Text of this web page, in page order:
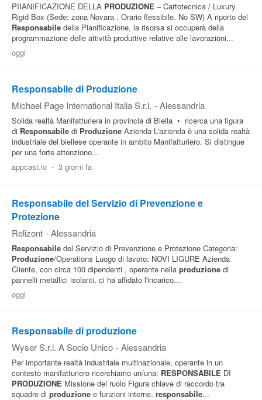
PIIANIFICAZIONE DELLA PRODUZIONE – Cartotecnica / Luxury
Rigid Box (Sede: zona Novara . Orario flessibile. No SW) A riporto del
Responsabile della Pianificazione, la risorsa si occuperà della
programmazione delle attività produttive relative alle lavorazioni...
oggi
Responsabile di Produzione
Michael Page International Italia S.r.l. - Alessandria
Solida realtà Manifatturiera in provincia di Biella • ricerca una figura
di Responsabile di Produzione Azienda L'azienda è una solida realtà
industriale del biellese operante in ambito Manifatturiero. Si distingue
per una forte attenzione...
appcast.io - 3 giorni fa
Responsabile del Servizio di Prevenzione e
Protezione
Relizont - Alessandria
Responsabile del Servizio di Prevenzione e Protezione Categoria:
Produzione/Operations Luogo di lavoro: NOVI LIGURE Azienda
Cliente, con circa 100 dipendenti , operante nella produzione di
pannelli metallici isolanti, ci ha affidato l'incarico...
oggi
Responsabile di produzione
Wyser S.r.l. A Socio Unico - Alessandria
Per importante realtà industriale multinazionale, operante in un
contesto manifatturiero ricerchiamo un/una: RESPONSABILE DI
PRODUZIONE Missione del ruolo Figura chiave di raccordo tra
squadre di produzione e funzioni interne, responsabile...